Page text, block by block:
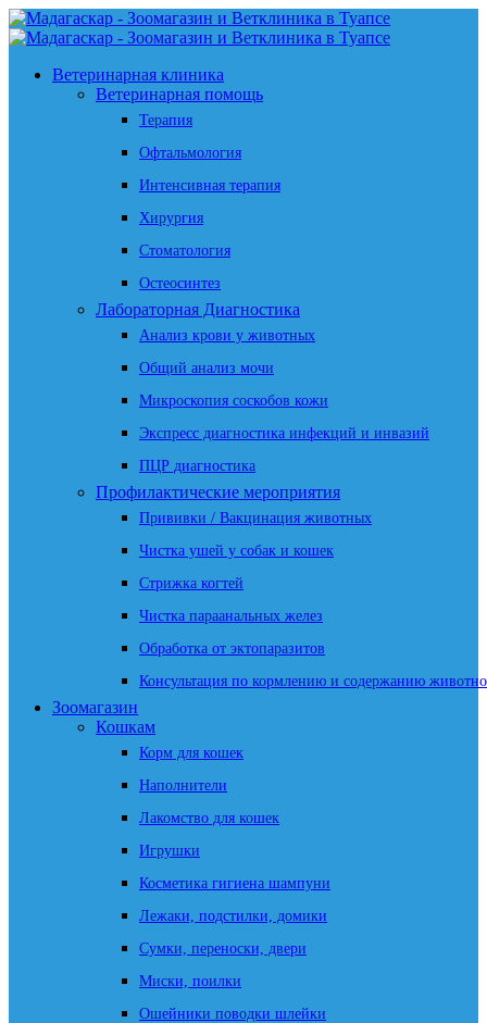
Ветеринарная клиника
Ветеринарная помощь
Терапия
Офтальмология
Интенсивная терапия
Хирургия
Стоматология
Остеосинтез
Лабораторная Диагностика
Анализ крови у животных
Общий анализ мочи
Микроскопия соскобов кожи
Экспресс диагностика инфекций и инвазий
ПЦР диагностика
Профилактические мероприятия
Прививки / Вакцинация животных
Чистка ушей у собак и кошек
Стрижка когтей
Чистка параанальных желез
Обработка от эктопаразитов
Консультация по кормлению и содержанию
Зоомагазин
Кошкам
Корм для кошек
Наполнители
Лакомство для кошек
Игрушки
Косметика гигиена шампуни
Лежаки, подстилки, домики
Сумки, переноски, двери
Миски, поилки
Ошейники поводки шлейки